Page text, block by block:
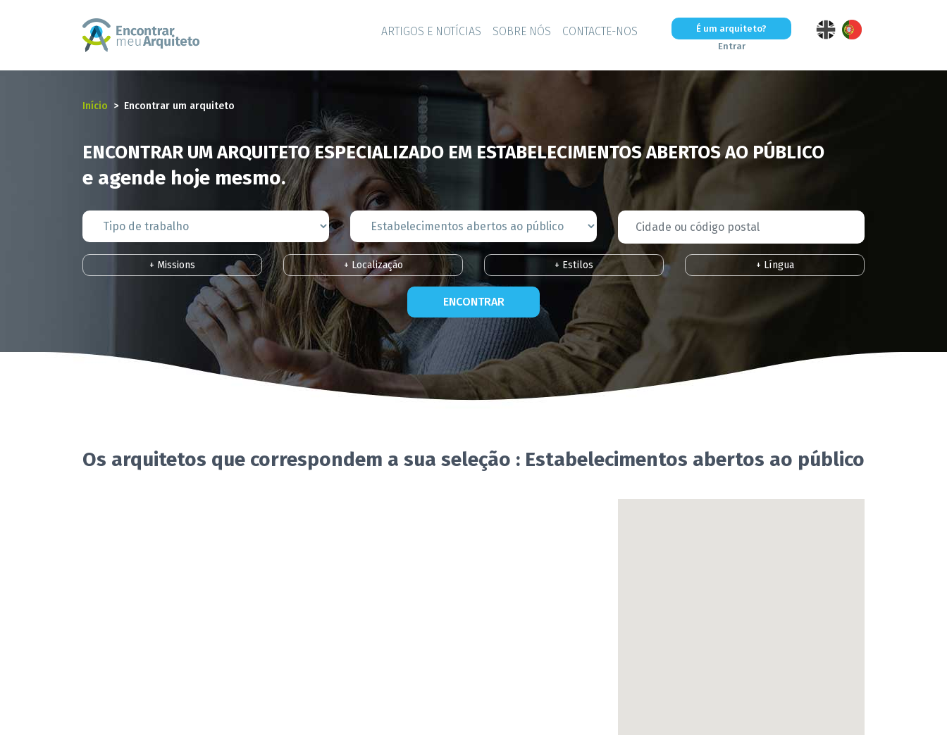
ARTIGOS E NOTÍCIAS SOBRE NÓS CONTACTE-NOS
É um arquiteto?
Entrar
Início Encontrar um arquiteto
ENCONTRAR UM ARQUITETO ESPECIALIZADO EM ESTABELECIMENTOS ABERTOS AO PÚBLICO
e agende hoje mesmo.
+ Missions + Localização + Estilos + Língua
ENCONTRAR
Os arquitetos que correspondem a sua seleção : Estabelecimentos abertos ao público